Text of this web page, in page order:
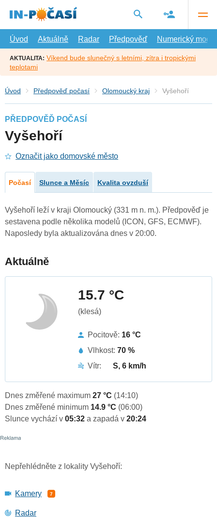
hlavní
Úvod
Aktuálně Radar Předpověď Numerický model
AKTUALITA: Víkend bude slunečný s letními, zítra i tropickými
teplotami
Úvod Předpověď počasí Olomoucký kraj Vyšehoří
PŘEDPOVĚĎ POČASÍ
Vyšehoří
Označit jako domovské město
Počasí Slunce a Měsíc Kvalita ovzduší
Vyšehoří leží v kraji Olomoucký (331 m n. m.). Předpověď je
sestavena podle několika modelů (ICON, GFS, ECMWF).
Naposledy byla aktualizována dnes v 20:00.
Aktuálně
15.7 °C
(klesá)
Pocitově: 16 °C
Vlhkost: 70 %
Vítr:
S, 6 km/h
Dnes změřené maximum 27 °C (14:10)
Dnes změřené minimum 14.9 °C (06:00)
Slunce vychází v 05:32 a zapadá v 20:24
Nepřehlédněte z lokality Vyšehoří:
Kamery 7
Radar